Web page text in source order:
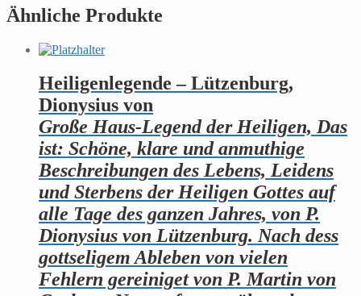
Ähnliche Produkte
Heiligenlegende – Lützenburg,
Dionysius von
Große Haus-Legend der Heiligen, Das
ist: Schöne, klare und anmuthige
Beschreibungen des Lebens, Leidens
und Sterbens der Heiligen Gottes auf
alle Tage des ganzen Jahres, von P.
Dionysius von Lützenburg. Nach dess
gottseligem Ableben von vielen
Fehlern gereiniget von P. Martin von